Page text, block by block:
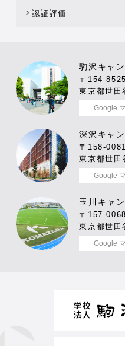
認証評価
駒沢キャ
〒154-8525
東京都世田
Google
深沢キャ
〒158-0081
東京都世田
Google
玉川キャ
〒157-0068
東京都世田
Google